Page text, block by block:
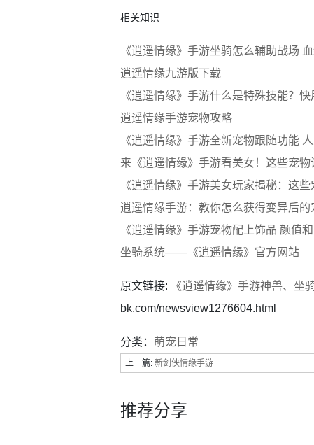
相关知识
《逍遥情缘》手游坐骑怎么辅助战场
逍遥情缘九游版下载
《逍遥情缘》手游什么是特殊技能？
逍遥情缘手游宠物攻略
《逍遥情缘》手游全新宠物跟随功能
来《逍遥情缘》手游看美女！这些宠物
《逍遥情缘》手游美女玩家揭秘：这些
逍遥情缘手游：教你怎么获得变异后的
《逍遥情缘》手游宠物配上饰品 颜值
坐骑系统——《逍遥情缘》官方网站
原文链接: 《逍遥情缘》手游神兽、坐
bk.com/newsview1276604.html
分类： 萌宠日常
上一篇: 新剑侠情缘手游
推荐分享